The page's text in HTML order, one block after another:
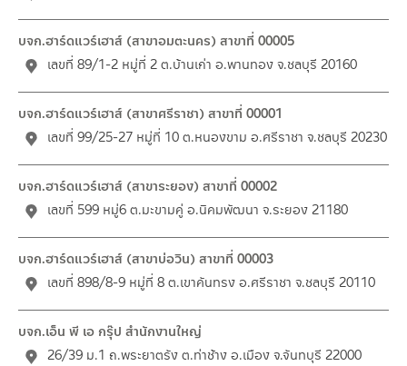
บจก.ฮาร์ดแวร์เฮาส์ (สาขาอมตะนคร) สาขาที่ 00005
เลขที่ 89/1-2 หมู่ที่ 2 ต.บ้านเก่า อ.พานทอง จ.ชลบุรี 20160
บจก.ฮาร์ดแวร์เฮาส์ (สาขาศรีราชา) สาขาที่ 00001
เลขที่ 99/25-27 หมู่ที่ 10 ต.หนองขาม อ.ศรีราชา จ.ชลบุรี 20230
บจก.ฮาร์ดแวร์เฮาส์ (สาขาระยอง) สาขาที่ 00002
เลขที่ 599 หมู่6 ต.มะขามคู่ อ.นิคมพัฒนา จ.ระยอง 21180
บจก.ฮาร์ดแวร์เฮาส์ (สาขาบ่อวิน) สาขาที่ 00003
เลขที่ 898/8-9 หมู่ที่ 8 ต.เขาคันทรง อ.ศรีราชา จ.ชลบุรี 20110
บจก.เอ็น พี เอ กรุ๊ป สำนักงานใหญ่
26/39 ม.1 ถ.พระยาตรัง ต.ท่าช้าง อ.เมือง จ.จันทบุรี 22000